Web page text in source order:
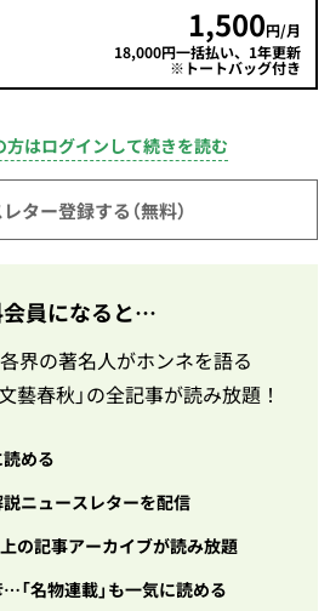
1,500円/月
18,000円一括払い、1年更新
※トートバッグ付き
方はログインして続きを読む
ター登録する（無料）
員になると…
界の著名人がホンネを語る
藝春秋」の全記事が読み放題！
める
ニュースレターを配信
の記事アーカイブが読み放題
「名物連載」も一気に読める